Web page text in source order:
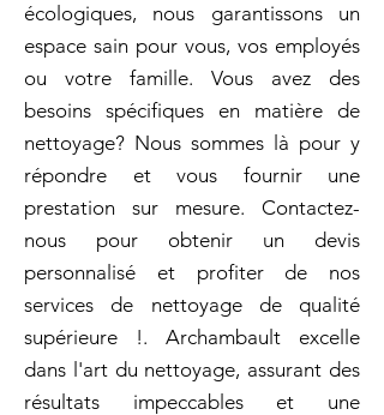
écologiques, nous garantissons un
espace sain pour vous, vos employés
ou votre famille. Vous avez des
besoins spécifiques en matière de
nettoyage? Nous sommes là pour y
répondre et vous fournir une
prestation sur mesure. Contactez-
nous pour obtenir un devis
personnalisé et profiter de nos
services de nettoyage de qualité
supérieure !. Archambault excelle
dans l'art du nettoyage, assurant des
résultats impeccables et une